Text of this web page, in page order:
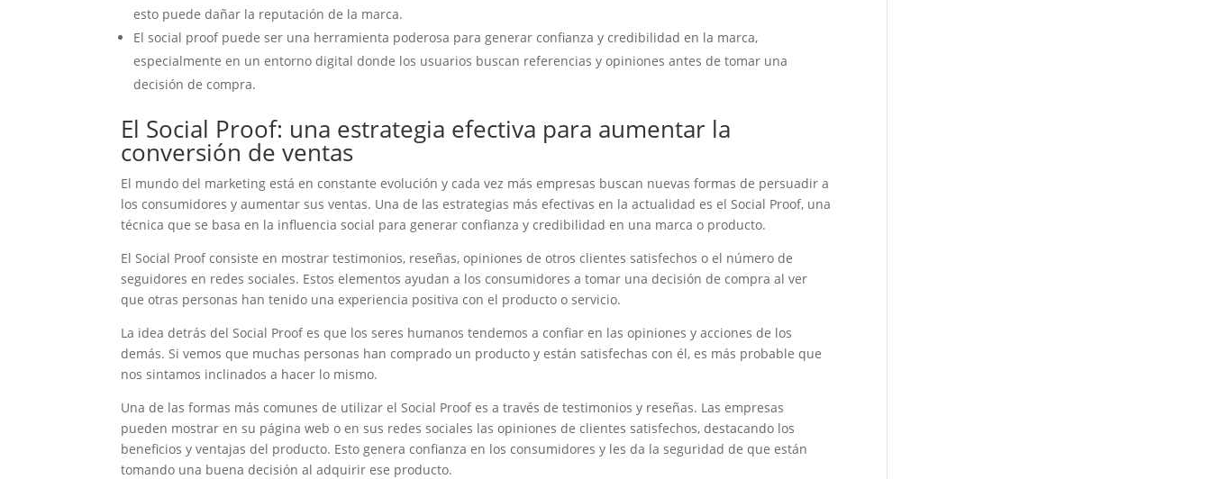
esto puede dañar la reputación de la marca.
El social proof puede ser una herramienta poderosa para generar confianza y credibilidad en la marca,
especialmente en un entorno digital donde los usuarios buscan referencias y opiniones antes de tomar una
decisión de compra.
El Social Proof: una estrategia efectiva para aumentar la
conversión de ventas
El mundo del marketing está en constante evolución y cada vez más empresas buscan nuevas formas de persuadir a
los consumidores y aumentar sus ventas. Una de las estrategias más efectivas en la actualidad es el Social Proof, una
técnica que se basa en la influencia social para generar confianza y credibilidad en una marca o producto.
El Social Proof consiste en mostrar testimonios, reseñas, opiniones de otros clientes satisfechos o el número de
seguidores en redes sociales. Estos elementos ayudan a los consumidores a tomar una decisión de compra al ver
que otras personas han tenido una experiencia positiva con el producto o servicio.
La idea detrás del Social Proof es que los seres humanos tendemos a confiar en las opiniones y acciones de los
demás. Si vemos que muchas personas han comprado un producto y están satisfechas con él, es más probable que
nos sintamos inclinados a hacer lo mismo.
Una de las formas más comunes de utilizar el Social Proof es a través de testimonios y reseñas. Las empresas
pueden mostrar en su página web o en sus redes sociales las opiniones de clientes satisfechos, destacando los
beneficios y ventajas del producto. Esto genera confianza en los consumidores y les da la seguridad de que están
tomando una buena decisión al adquirir ese producto.